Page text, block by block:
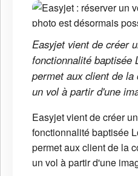
Easyjet vient de créer
fonctionnalité baptisée
permet aux client de la
un vol à partir d'une
Easyjet vient de créer
fonctionnalité baptisée
permet aux client de la
un vol à partir d'une